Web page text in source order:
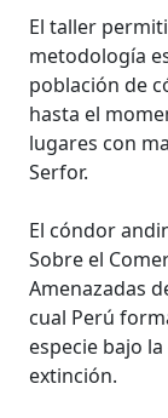
El taller
metodología
población de
hasta el
lugares con
Serfor.
El cóndor
Sobre el
Amenazadas
cual Perú
especie bajo
extinción.